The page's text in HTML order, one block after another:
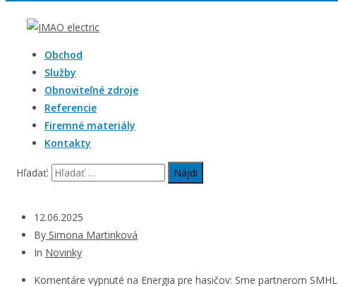
Obchod
Služby
Obnoviteľné zdroje
Referencie
Firemné materiály
Kontakty
Hľadať:
12.06.2025
By Simona Martinková
In Novinky
Komentáre vypnuté na Energia pre hasičov: Sme partnerom SMHL